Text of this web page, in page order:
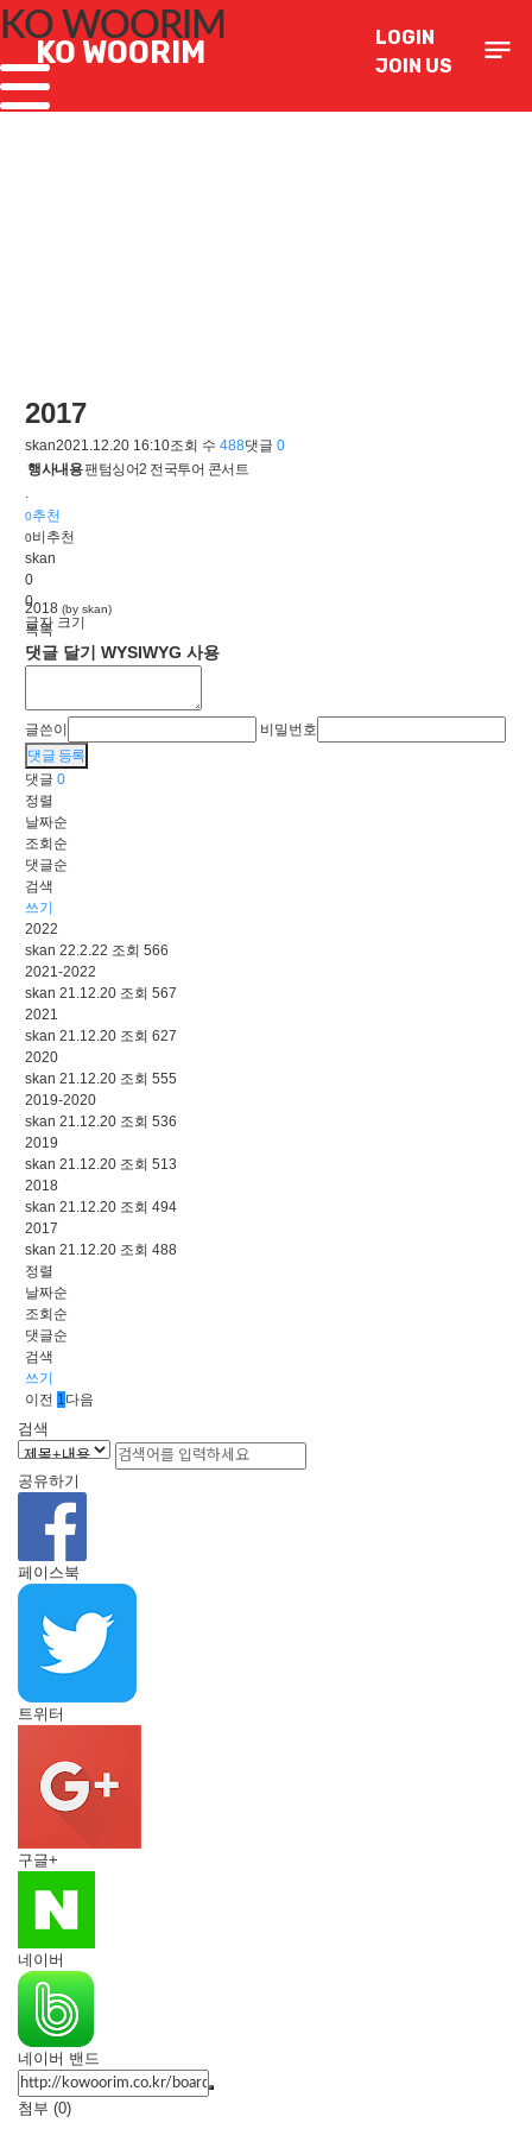
KO WOORIM
LOGIN
JOIN US
notes
KO WOORIM
2017
skan2021.12.20 16:10조회 수 488댓글 0
행사내용팬텀싱어2 전국투어 콘서트
.
0추천
0비추천
skan
0
0
글자 크기
2018 (by skan)
목록
댓글 달기 WYSIWYG 사용
글쓴이
비밀번호
댓글 등록
댓글 0
정렬
날짜순
조회순
댓글순
검색
쓰기
2022
skan 22.2.22 조회 566
2021-2022
skan 21.12.20 조회 567
2021
skan 21.12.20 조회 627
2020
skan 21.12.20 조회 555
2019-2020
skan 21.12.20 조회 536
2019
skan 21.12.20 조회 513
2018
skan 21.12.20 조회 494
2017
skan 21.12.20 조회 488
정렬
날짜순
조회순
댓글순
검색
쓰기
이전 1다음
검색
공유하기
페이스북
트위터
구글+
네이버
네이버 밴드
첨부 (0)